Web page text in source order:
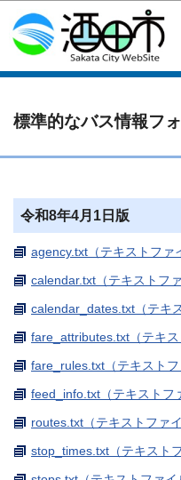
このペ
標準的なバス情報フ
令和8年4月1日版
agency.txt（テキストファ
calendar.txt（テキストフ
calendar_dates.txt（テキ
fare_attributes.txt（テキス
fare_rules.txt（テキストフ
feed_info.txt（テキストフ
routes.txt（テキストファ
stop_times.txt（テキスト